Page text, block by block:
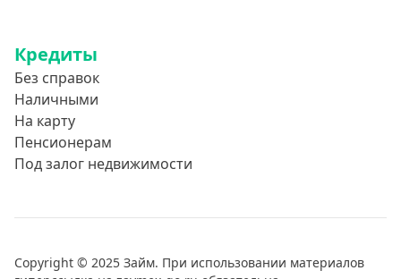
Кредиты
Без справок
Наличными
На карту
Пенсионерам
Под залог недвижимости
Copyright © 2025 Займ. При использовании материалов